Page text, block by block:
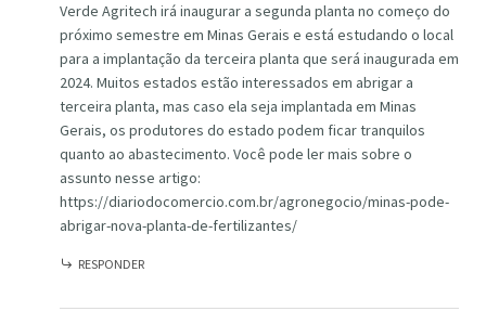
Verde Agritech irá inaugurar a segunda planta no começo do
próximo semestre em Minas Gerais e está estudando o local
para a implantação da terceira planta que será inaugurada em
2024. Muitos estados estão interessados em abrigar a
terceira planta, mas caso ela seja implantada em Minas
Gerais, os produtores do estado podem ficar tranquilos
quanto ao abastecimento. Você pode ler mais sobre o
assunto nesse artigo:
https://diariodocomercio.com.br/agronegocio/minas-pode-
abrigar-nova-planta-de-fertilizantes/
RESPONDER